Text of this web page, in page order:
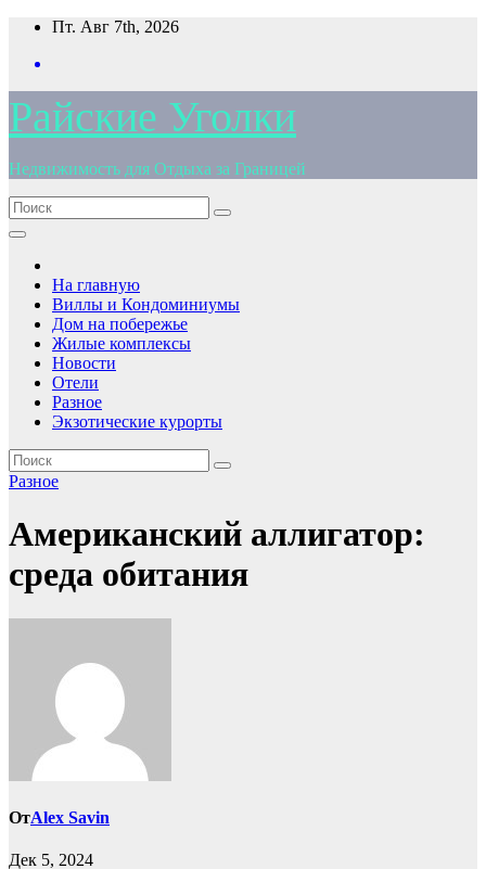
Перейти
содержимому
Пт. Авг 7th, 2026
Райские Уголки
Недвижимость для Отдыха за Границей
На главную
Виллы и Кондоминиумы
Дом на побережье
Жилые комплексы
Новости
Отели
Разное
Экзотические курорты
Разное
Американский аллигатор:
среда обитания
ОтAlex Savin
Дек 5, 2024